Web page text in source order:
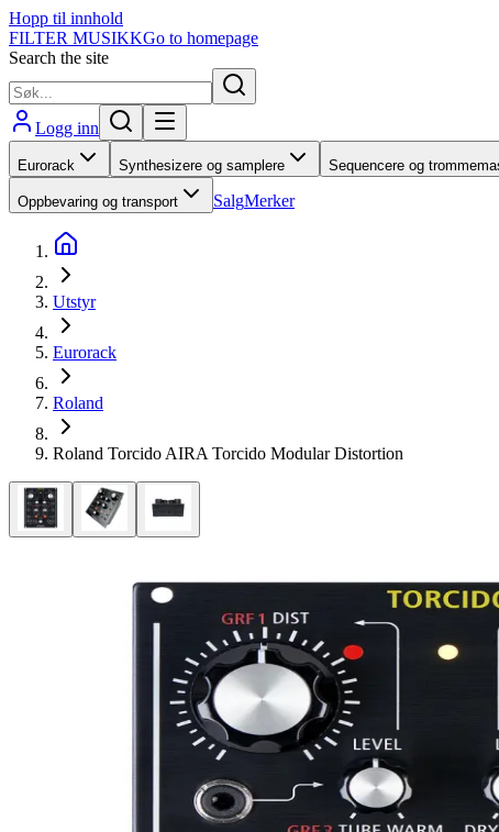
Hopp til innhold
FILTER MUSIKKGo to homepage
Search the site
Logg inn
Eurorack Synthesizere og samplere Sequencere og
Oppbevaring og transport SalgMerker
Utstyr
Eurorack
Roland
Roland Torcido AIRA Torcido Modular Distortion